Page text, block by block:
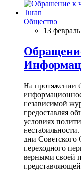
Общество
13
На протяжении
независимой
предоставляя
условиях
дни Советского
переходного
верными своей